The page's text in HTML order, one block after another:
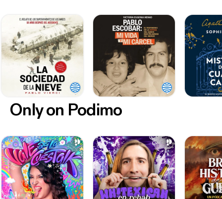
Only on Podimo